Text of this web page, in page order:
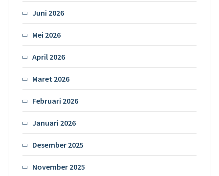
Juni 2026
Mei 2026
April 2026
Maret 2026
Februari 2026
Januari 2026
Desember 2025
November 2025